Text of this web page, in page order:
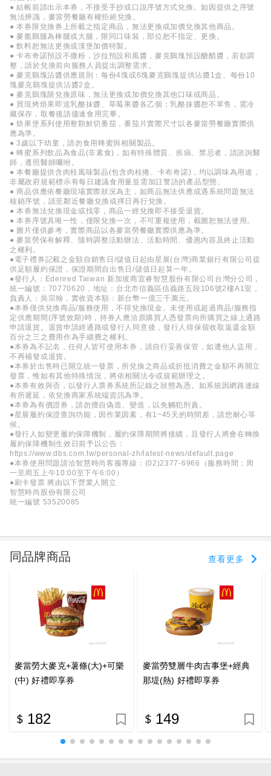
● 結帳前請出示本券，不接受手抄或口說序號方式兌換。如因提供之序號
無法辨識，麥當勞餐廳有權拒絕兌換。
● 本券限兌換券上所載之指定商品，無法更換或加價兌換其他商品。
● 麥脆鷄腿為棒腿或大腿，限同口味裝，部位恕不指定、更換。
● 飲料恕無法更換或漢堡加價特製。
● 卡布奇諾預設不撒粉，沙拉預設和風醬，麥克鷄塊預設醣醋醬，若欲調
整，請於兌換前向服務人員提出調整需求。
● 麥克鷄塊沾醬供應規則：每份4塊或6塊麥克鷄塊提供沾醬1盒、每份10
塊麥克鷄塊提供沾醬2盒。
● 麥克鷄塊限兌換原味，無法更換或加價兌換其他口味或商品。
● 買現烤焙果即送乳酪抹醬、草莓果醬各乙個；乳酪抹醬恕不單售，需冷
藏保存，取餐後請儘速食用完畢。
● 焙果堡系列使用整顆鮮切番茄，番茄片實際尺寸以各麥當勞餐廳實際供
應為準。
● 3歲以下幼童，請勿食用蜂蜜與相關製品。
● 蜂蜜系列飲品為食品(非素食)，如有特殊體質、疾病、禁忌者，請諮詢醫
師，遵照醫師囑咐。
● 本餐廳提供含肉桂風味製品(包含肉桂捲、卡布奇諾)，均以調味為用途，
非屬政府規範標示有每日建議食用量並需加註警語的產品型態。
● 商品供應依餐廳現場實際狀況為主，如商品無法供應或遇系統問題無法
核銷序號，請至鄰近餐廳兌換或擇日再行兌換。
● 本券無法兌換現金或找零，商品一經兌換即不接受退貨。
● 本券序號具唯一性，僅限兌換一次，不可重複使用，截圖恕無法使用。
● 圖片僅供參考，實際商品以各麥當勞餐廳實際供應為準。
● 麥當勞保有解釋、隨時調整活動辦法、活動時間、優惠內容及終止活動
之權利。
●電子禮券記載之金額自銷售日/儲值日起由星展(台灣)商業銀行有限公司提
供足額履約保證，保證期間自出售日/儲值日起算一年。
●發行人：Edenred Taiwan 新加坡商宜睿智慧股份有限公司台灣分公司，
統一編號：70770620，地址：台北市信義區信義路五段106號2樓A1室，
負責人：吳宗翰，實收資本額：新台幣一億三千萬元。
●本券僅供兌換商品/服務使用，不得兌換現金。未使用或超過商品/服務指
定供應期間(序號效期)時，持券人應洽原購買人憑發票向所購買之線上通路
申請退貨。退貨申請經通路或發行人同意後，發行人得保留收取返還金額
百分之三之費用作為手續費之權利。
●本券為不記名，任何人皆可使用本券，請自行妥善保管，如遭他人盜用，
不再補發或退貨。
●本券於出售時已開立統一發票，所兌換之商品或折抵消費之金額不再開立
發票，惟如有其他特殊情況，將依相關法令或規範辦理之。
●本券有效與否，以發行人票券系統所記錄之狀態為憑。如系統因網路連線
有所遲延，依兌換商家系統端資訊為準。
●本券為有價證券，請勿擅自偽造、變造，以免觸犯刑責。
●星展履約保證查詢功能，因作業因素，有1~45天的時間差，請您耐心等
候。
●發行人如變更履約保障機制，履約保障期間將接續，且發行人將會在轉換
履約保障機制生效日前予以公告：
https://www.dbs.com.tw/personal-zh/latest-news/default.page
●本券使用問題請洽智慧時尚客服專線：(02)2377-6966（服務時間：周
一至周五上午10:00至下午6:00）
●刷卡發票 將由以下營業人開立
智慧時尚股份有限公司
統一編號 53520085
同品牌商品 查看更多
麥當勞大麥克+薯條(大)+可樂
(中) 好禮即享券
182
麥當勞雙層牛肉吉事堡+經典
那堤(熱) 好禮即享券
149